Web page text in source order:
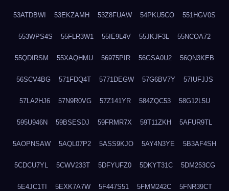
53ATDBWI 53EKZAMH 53Z8FUAW 54PKU5CO 551HGV0S
553WPS4S 55FLR3W1 55IE9L4V 55JKJF3L 55NCOA72
55QDIRSM 55XAQHMU 56975PIR 56GSA0U2 56QN3KEB
56SCV4BG 571FDQ4T 5771DEGW 57G6BV7Y 57IUFJJS
57LA2HJ6 57N9R0VG 57Z141YR 584ZQC53 58G12L5U
595U946N 59BSESDJ 59FRMR7X 59T11ZKH 5AFUR9TL
5AOPNSAW 5AQL07P2 5ASS9KJO 5AY4N3YE 5B3AF4SH
5CDCU7YL 5CWV233T 5DFYUFZ0 5DKYT31C 5DM253CG
5E4JC1TI 5EXK7A7W 5F447S51 5FMM242C 5FNR39CT